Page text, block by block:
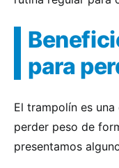
para
El trampolín es
perder peso de
presentamos